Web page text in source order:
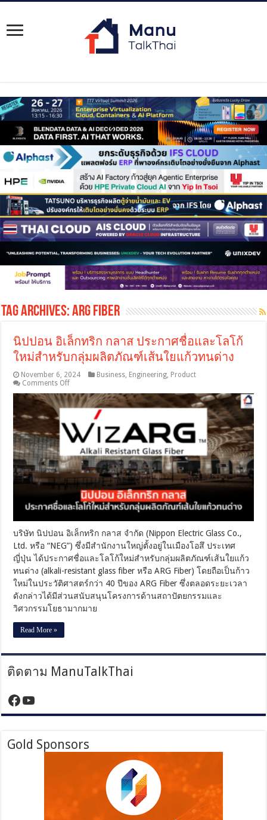
Tag Archives:ARG Fiber
นิปปอน อิเล็กทริก กลาส ประกาศชื่อและโลโก้
ใหม่สำหรับกลุ่มผลิตภัณฑ์เส้นใยแก้วทนด่าง
November 6, 2024 Business Engineering Product
Comments Offon
นิปปอน
อิ
ทริก
กลาส
ประกาศ
ชื่อ
และ
โลโก้
ใหม่
สำหรับ
ผลิตภัณฑ์
เส้นใยแก้ว
ทน
ด่าง
บริษัท นิปปอน อิเล็กทริก กลาส จำกัด (Nippon Electric Glass Co.,
Ltd. หรือ “NEG”) ซึ่งมีสำนักงานใหญ่ตั้งอยู่ในเมืองโอสึ ประเทศ
ญี่ปุ่น ได้ประกาศชื่อและโลโก้ใหม่สำหรับกลุ่มผลิตภัณฑ์เส้นใยแก้ว
ทนด่าง (alkali-resistant glass fiber หรือ ARG Fiber) โดยถือเป็นก้าว
ใหม่ในประวัติศาสตร์กว่า 40 ปีของ ARG Fiber ซึ่งตลอดระยะเวลา
ดังกล่าวได้มีส่วนสนับสนุนโครงการด้านสถาปัตยกรรมและ
วิศวกรรมโยธามากมาย
Read More »
ติดตาม ManuTalkThai
https://www.facebook.com/
YouTube
Gold Sponsors